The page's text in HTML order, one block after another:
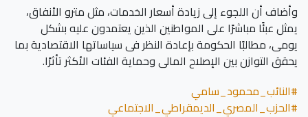
وأضاف أن اللجوء إلى زيادة أسعار الخدمات، مثل مترو الأنفاق،
يمثل عبئًا مباشرًا على المواطنين الذين يعتمدون عليه بشكل
يومى، مطالبًا الحكومة بإعادة النظر فى سياساتها الاقتصادية بما
يحقق التوازن بين الإصلاح المالى وحماية الفئات الأكثر تأثرًا.
#النائب_محمود_سامي
#الحزب_المصري_الديمقراطي_الاجتماعي